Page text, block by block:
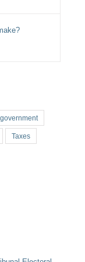
government
Taxes